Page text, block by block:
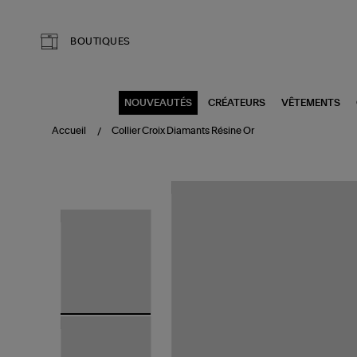
BOUTIQUES
NOUVEAUTÉS CRÉATEURS VÊTEMENTS
Accueil Collier Croix Diamants Résine Or